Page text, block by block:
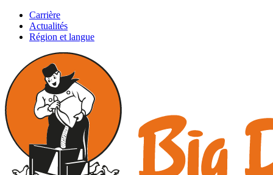
Carrière
Actualités
Région et langue